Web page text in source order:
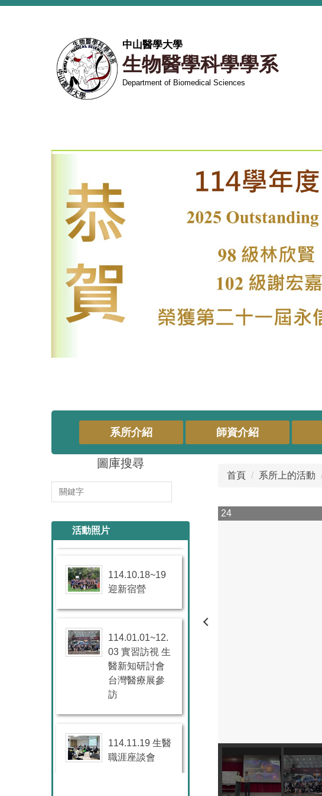
跳
中山醫學大學
生物醫學科學學系
Department of Biomedical Sciences
系所介紹 師資介紹
圖庫搜尋
活動照片
迎新宿營
03 實習訪視 生
醫新知研討會
台灣醫療展參
訪
職涯座談會
首頁 系所上的活動
24